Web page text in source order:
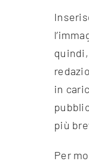
quindi,
in
più
Per